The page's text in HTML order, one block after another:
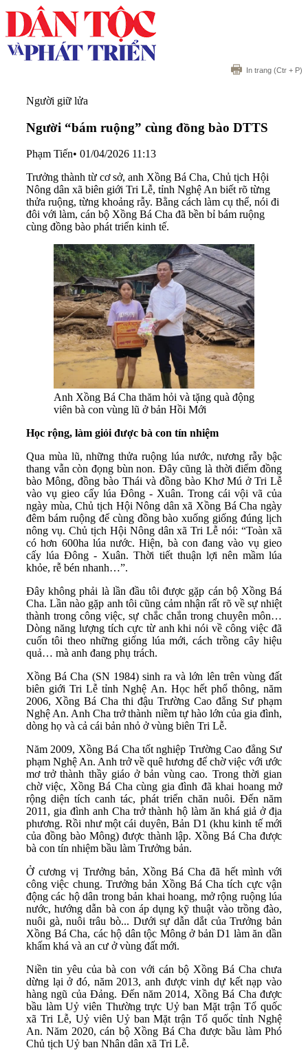
In trang (Ctr + P)
Người giữ lửa
Người “bám ruộng” cùng đồng bào DTTS
Phạm Tiến• 01/04/2026 11:13
Trưởng thành từ cơ sở, anh Xồng Bá Cha, Chủ tịch Hội
Nông dân xã biên giới Tri Lễ, tỉnh Nghệ An biết rõ từng
thửa ruộng, từng khoảng rẫy. Bằng cách làm cụ thể, nói đi
đôi với làm, cán bộ Xồng Bá Cha đã bền bỉ bám ruộng
cùng đồng bào phát triển kinh tế.
Anh Xồng Bá Cha thăm hỏi và tặng quà động
viên bà con vùng lũ ở bản Hồi Mới
Học rộng, làm giỏi được bà con tín nhiệm
Qua mùa lũ, những thửa ruộng lúa nước, nương rẫy bậc
thang vẫn còn đọng bùn non. Đây cũng là thời điểm đồng
bào Mông, đồng bào Thái và đồng bào Khơ Mú ở Tri Lễ
vào vụ gieo cấy lúa Đông - Xuân. Trong cái vội vã của
ngày mùa, Chủ tịch Hội Nông dân xã Xồng Bá Cha ngày
đêm bám ruộng để cùng đồng bào xuống giống đúng lịch
nông vụ. Chủ tịch Hội Nông dân xã Tri Lễ nói: “Toàn xã
có hơn 600ha lúa nước. Hiện, bà con đang vào vụ gieo
cấy lúa Đông - Xuân. Thời tiết thuận lợi nên mầm lúa
khỏe, rễ bén nhanh…”.
Đây không phải là lần đầu tôi được gặp cán bộ Xồng Bá
Cha. Lần nào gặp anh tôi cũng cảm nhận rất rõ về sự nhiệt
thành trong công việc, sự chắc chắn trong chuyên môn…
Dòng năng lượng tích cực từ anh khi nói về công việc đã
cuốn tôi theo những giống lúa mới, cách trồng cây hiệu
quả… mà anh đang phụ trách.
Xồng Bá Cha (SN 1984) sinh ra và lớn lên trên vùng đất
biên giới Tri Lễ tỉnh Nghệ An. Học hết phổ thông, năm
2006, Xồng Bá Cha thi đậu Trường Cao đẳng Sư phạm
Nghệ An. Anh Cha trở thành niềm tự hào lớn của gia đình,
dòng họ và cả cái bản nhỏ ở vùng biên Tri Lễ.
Năm 2009, Xồng Bá Cha tốt nghiệp Trường Cao đẳng Sư
phạm Nghệ An. Anh trở về quê hương để chờ việc với ước
mơ trở thành thầy giáo ở bản vùng cao. Trong thời gian
chờ việc, Xồng Bá Cha cùng gia đình đã khai hoang mở
rộng diện tích canh tác, phát triển chăn nuôi. Đến năm
2011, gia đình anh Cha trở thành hộ làm ăn khá giả ở địa
phương. Rồi như một cái duyên, Bản D1 (khu kinh tế mới
của đồng bào Mông) được thành lập. Xồng Bá Cha được
bà con tín nhiệm bầu làm Trưởng bản.
Ở cương vị Trưởng bản, Xồng Bá Cha đã hết mình với
công việc chung. Trưởng bản Xồng Bá Cha tích cực vận
động các hộ dân trong bản khai hoang, mở rộng ruộng lúa
nước, hướng dẫn bà con áp dụng kỹ thuật vào trồng đào,
nuôi gà, nuôi trâu bò... Dưới sự dẫn dắt của Trưởng bản
Xồng Bá Cha, các hộ dân tộc Mông ở bản D1 làm ăn dần
khấm khá và an cư ở vùng đất mới.
Niền tin yêu của bà con với cán bộ Xồng Bá Cha chưa
dừng lại ở đó, năm 2013, anh được vinh dự kết nạp vào
hàng ngũ của Đảng. Đến năm 2014, Xồng Bá Cha được
bầu làm Uỷ viên Thường trực Uỷ ban Mặt trận Tổ quốc
xã Tri Lễ, Uỷ viên Uỷ ban Mặt trận Tổ quốc tỉnh Nghệ
An. Năm 2020, cán bộ Xồng Bá Cha được bầu làm Phó
Chủ tịch Uỷ ban Nhân dân xã Tri Lễ.